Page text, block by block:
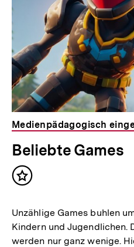
Medienpädagogisch
Beliebte Games
Inhalt
Unzählige Games buhlen
Kindern und Jugendlichen.
werden nur ganz wenige.